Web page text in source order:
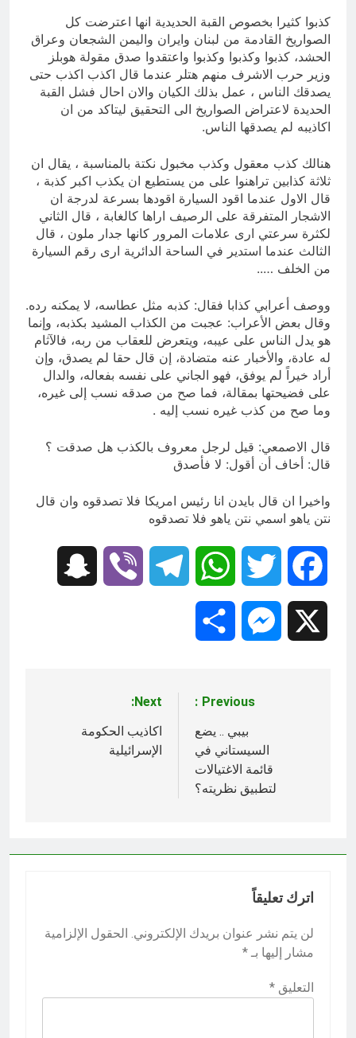
كذبوا كثيرا بخصوص القبة الحديدية انها اعترضت كل
الصواريخ القادمة من لبنان وايران واليمن الشجعان وعراق
الحشد، كذبوا وكذبوا وكذبوا واعتقدوا صدق مقولة هوبلز
وزير حرب الاشرف منهم هتلر عندما قال اكذب اكذب حتى
يصدقك الناس ، عمل بذلك الكيان والان احال فشل القبة
الحديدة لاعتراض الصواريخ الى التحقيق ليتاكد من ان
اكاذيبه لم يصدقها الناس.
هنالك كذب معقول وكذب مخبول نكتة بالمناسبة ، يقال ان
ثلاثة كذابين تراهنوا على من يستطيع ان يكذب اكبر كذبة ،
قال الاول عندما اقود السيارة اقودها بسرعة لدرجة ان
الاشجار المتفرقة على الرصيف اراها كالغابة ، قال الثاني
لكثرة سرعتي ارى علامات المرور كانها جدار ملون ، قال
الثالث عندما استدير في الساحة الدائرية ارى رقم السيارة
من الخلف …..
ووصف أعرابي كذابا فقال: كذبه مثل عطاسه، لا يمكنه رده.
وقال بعض الأعراب: عجبت من الكذاب المشيد بكذبه، وإنما
هو يدل الناس على عيبه، ويتعرض للعقاب من ربه، فالآثام
له عادة، والأخبار عنه متضادة، إن قال حقا لم يصدق، وإن
أراد خيراً لم يوفق، فهو الجاني على نفسه بفعاله، والدال
على فضيحتها بمقالة، فما صح من صدقه نسب إلى غيره،
وما صح من كذب غيره نسب إليه .
قال الاصمعي: قيل لرجل معروف بالكذب هل صدقت ؟
قال: أخاف أن أقول: لا فأصدق
واخيرا ان قال بايدن انا رئيس امريكا فلا تصدقوه وان قال
نتن ياهو اسمي نتن ياهو فلا تصدقوه
Facebook
Twitter
WhatsApp
Telegram
Viber
Messenger
Previous:
بيبي .. يضع
السيستاني في
قائمة الاغتيالات
لتطبيق نظريته؟
Next:
اكاذيب الحكومة
الإسرائيلية
اترك تعليقاً
لن يتم نشر عنوان بريدك الإلكتروني. الحقول الإلزامية
مشار إليها بـ *
التعليق *